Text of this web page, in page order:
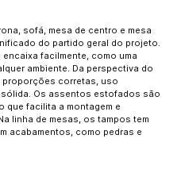
sofá, mesa de centro e mesa
do partido geral do projeto.
facilmente, como uma
ambiente. Da perspectiva do
corretas, uso
Os assentos estofados são
que facilita a montagem e
linha de mesas, os tampos tem
acabamentos, como pedras e